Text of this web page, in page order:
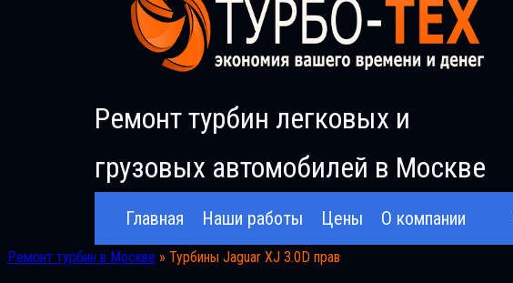
Ремонт турбин легковых и
грузовых автомобилей в Москве
Главная Наши работы Цены О компании
Ремонт турбин в Москве » Турбины Jaguar XJ 3.0D прав